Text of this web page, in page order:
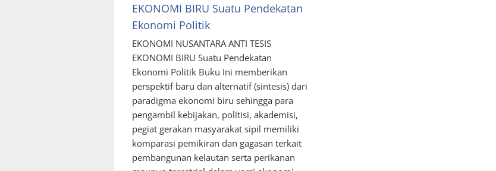
EKONOMI BIRU Suatu Pendekatan
Ekonomi Politik
EKONOMI NUSANTARA ANTI TESIS
EKONOMI BIRU Suatu Pendekatan
Ekonomi Politik Buku Ini memberikan
perspektif baru dan alternatif (sintesis) dari
paradigma ekonomi biru sehingga para
pengambil kebijakan, politisi, akademisi,
pegiat gerakan masyarakat sipil memiliki
komparasi pemikiran dan gagasan terkait
pembangunan kelautan serta perikanan